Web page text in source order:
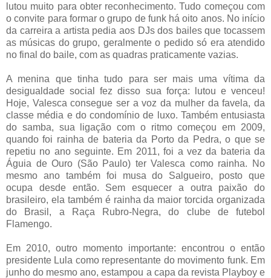
lutou muito para obter reconhecimento. Tudo começou com
o convite para formar o grupo de funk há oito anos. No início
da carreira a artista pedia aos DJs dos bailes que tocassem
as músicas do grupo, geralmente o pedido só era atendido
no final do baile, com as quadras praticamente vazias.
A menina que tinha tudo para ser mais uma vítima da
desigualdade social fez disso sua força: lutou e venceu!
Hoje, Valesca consegue ser a voz da mulher da favela, da
classe média e do condomínio de luxo. Também entusiasta
do samba, sua ligação com o ritmo começou em 2009,
quando foi rainha de bateria da Porto da Pedra, o que se
repetiu no ano seguinte. Em 2011, foi a vez da bateria da
Águia de Ouro (São Paulo) ter Valesca como rainha. No
mesmo ano também foi musa do Salgueiro, posto que
ocupa desde então. Sem esquecer a outra paixão do
brasileiro, ela também é rainha da maior torcida organizada
do Brasil, a Raça Rubro-Negra, do clube de futebol
Flamengo.
Em 2010, outro momento importante: encontrou o então
presidente Lula como representante do movimento funk. Em
junho do mesmo ano, estampou a capa da revista Playboy e